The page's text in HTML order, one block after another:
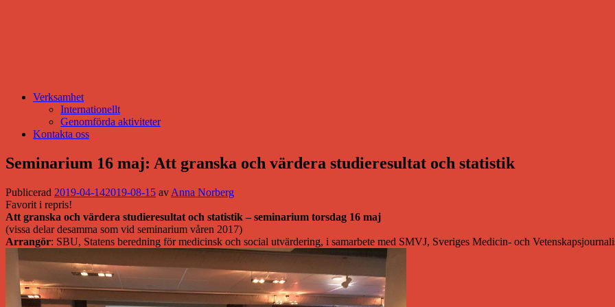
Verksamhet
Internationellt
Genomförda aktiviteter
Kontakta oss
Seminarium 16 maj: Att granska och värdera studieresultat och statistik
Publicerad 2019-04-142019-08-15 av Anna Norberg
Favorit i repris!
Att granska och värdera studieresultat och statistik – seminarium torsdag 16 maj
(vissa delar desamma som vid seminarium våren 2017)
Arrangör: SBU, Statens beredning för medicinsk och social utvärdering, i samarbete med SMVJ, Sveriges Medicin- och